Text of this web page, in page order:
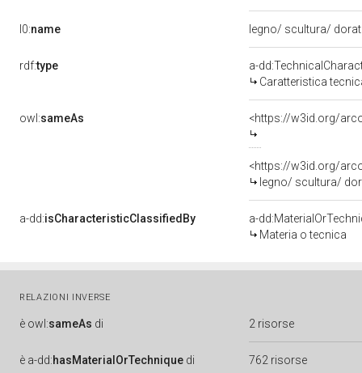
l0:name legno/ scultura/
rdf:type
a-
Caratteristica
owl:sameAs <https://w3id.org/
<https://w3id.org/
legno/ scultura/
a-dd:isCharacteristicClassifiedBy
a-
Materia o tecnica
RELAZIONI INVERSE
è owl:sameAs di 2 risorse
è a-dd:hasMaterialOrTechnique di 762 risorse